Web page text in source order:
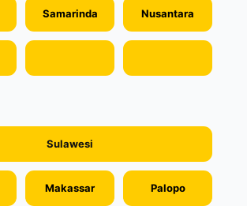
Samarinda Nusantara
Sulawesi
Makassar Palopo